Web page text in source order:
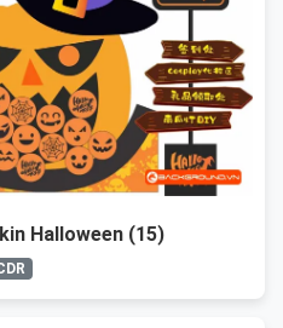
Halloween (15)